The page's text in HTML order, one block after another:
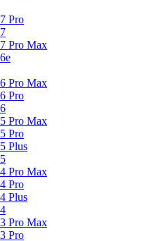
Pro
Pro Max
Pro Max
Pro
Pro Max
Pro
Plus
Pro Max
Pro
Plus
Pro Max
Pro